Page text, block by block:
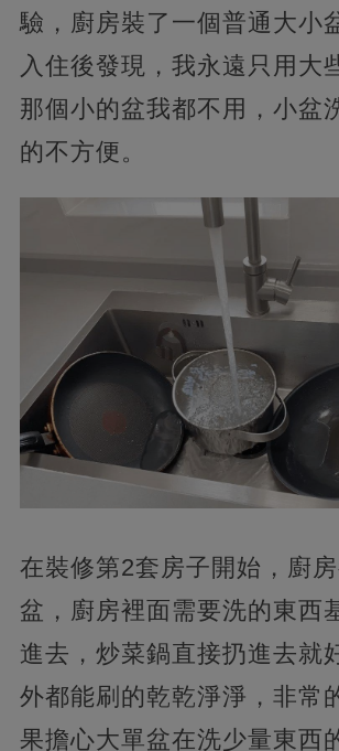
驗，廚房裝了一個普通大小
入住後發現，我永遠只用大
那個小的盆我都不用，小盆
的不方便。
在裝修第2套房子開始，廚
盆，廚房裡面需要洗的東西
進去，炒菜鍋直接扔進去就
外都能刷的乾乾淨淨，非常
果擔心大單盆在洗少量東西